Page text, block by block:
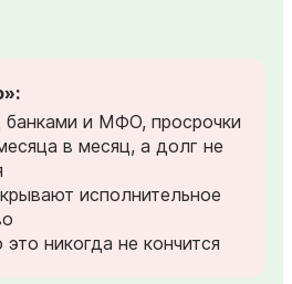
банками и МФО, просрочки
в месяц, а долг не
исполнительное
никогда не кончится